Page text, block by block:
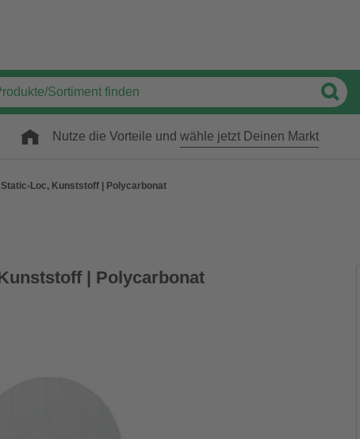
Nutze die Vorteile und wähle jetzt Deinen Markt
Static-Loc, Kunststoff | Polycarbonat
| Polycarbonat